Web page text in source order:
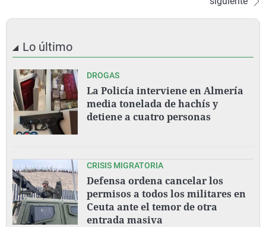
Lo último
DROGAS
La Policía interviene en Almería
media tonelada de hachís y
detiene a cuatro personas
CRISIS MIGRATORIA
Defensa ordena cancelar los
permisos a todos los militares en
Ceuta ante el temor de otra
entrada masiva